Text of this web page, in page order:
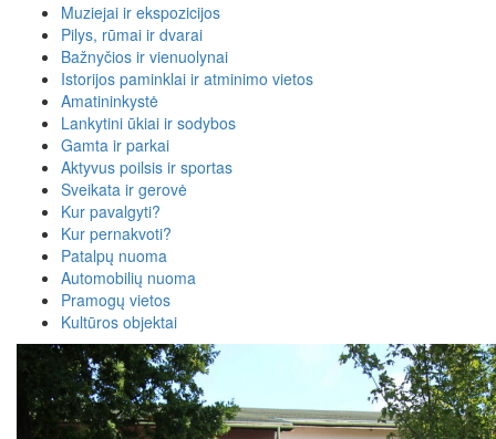
Muziejai ir ekspozicijos
Pilys, rūmai ir dvarai
Bažnyčios ir vienuolynai
Istorijos paminklai ir atminimo vietos
Amatininkystė
Lankytini ūkiai ir sodybos
Gamta ir parkai
Aktyvus poilsis ir sportas
Sveikata ir gerovė
Kur pavalgyti?
Kur pernakvoti?
Patalpų nuoma
Automobilių nuoma
Pramogų vietos
Kultūros objektai